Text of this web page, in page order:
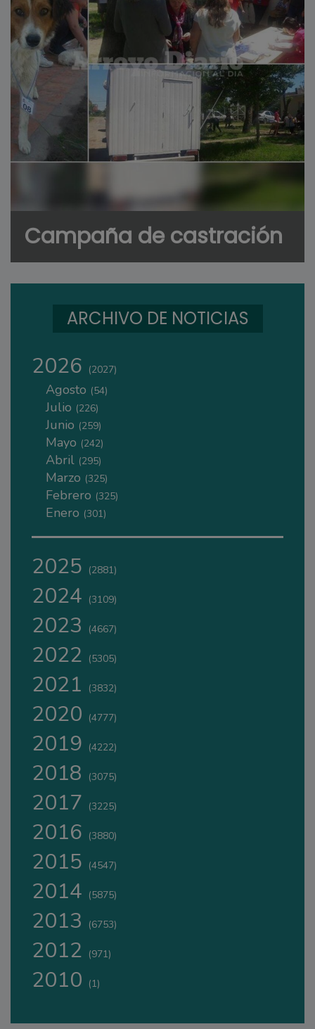
Campaña de castración
ARCHIVO DE NOTICIAS
2026 (2027)
Agosto (54)
Julio (226)
Junio (259)
Mayo (242)
Abril (295)
Marzo (325)
Febrero (325)
Enero (301)
2025 (2881)
2024 (3109)
2023 (4667)
2022 (5305)
2021 (3832)
2020 (4777)
2019 (4222)
2018 (3075)
2017 (3225)
2016 (3880)
2015 (4547)
2014 (5875)
2013 (6753)
2012 (971)
2010 (1)